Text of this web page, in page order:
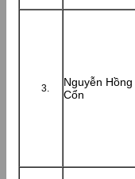
Nguyễn Hồng
Cổn